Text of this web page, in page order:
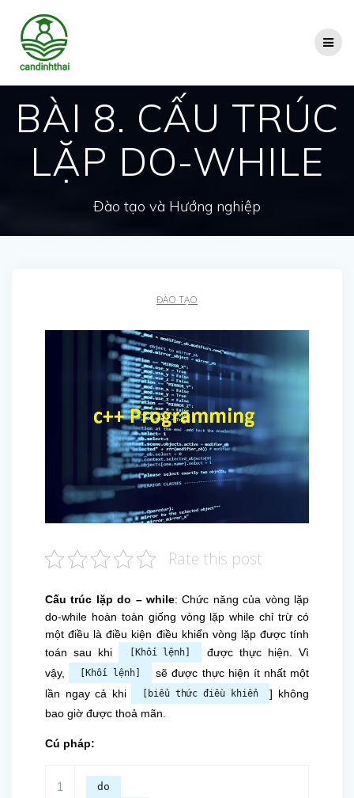
BÀI 8. CẤU TRÚC
LẶP DO-WHILE
Đào tạo và Hướng nghiệp
ĐÀO TẠO
Rate this post
Cấu trúc lặp do – while: Chức năng của vòng lặp
do-while hoàn toàn giống vòng lặp while chỉ trừ có
một điều là điều kiện điều khiển vòng lặp được tính
toán sau khi
[Khối lệnh]
được thực hiện. Vì
vậy,
[Khối lệnh]
sẽ được thực hiện ít nhất một
lần ngay cả khi
[biểu thức điều khiển
] không
bao giờ được thoả mãn.
Cú pháp:
1
do